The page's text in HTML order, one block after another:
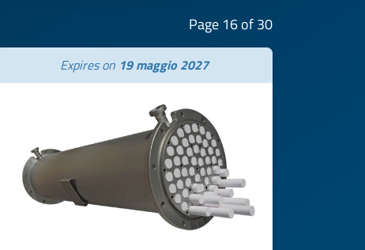
Page 16 of 30
Expires on 19 maggio 2027